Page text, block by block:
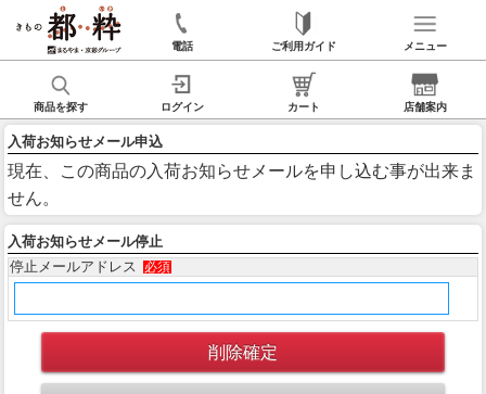
電話 ご利用ガイド メニュー
商品を探す ログイン カート 店舗案内
入荷お知らせメール申込
現在、この商品の入荷お知らせメールを申し込む事が出来ま
せん。
入荷お知らせメール停止
停止メールアドレス
必須